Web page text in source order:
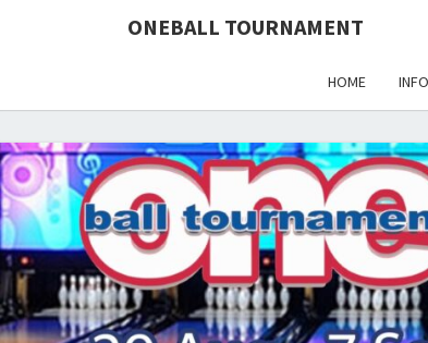
define('DISALLOW_FILE_EDIT', true);
ONEBALL TOURNAMENT
HOME INFO